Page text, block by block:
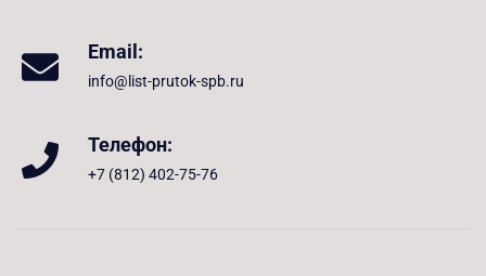
Email:
info@list-prutok-spb.ru
Телефон:
+7 (812) 402-75-76